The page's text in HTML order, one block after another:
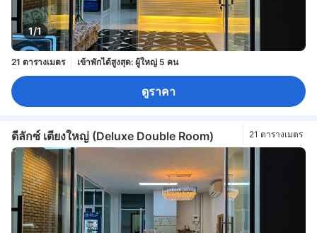
1/1
21 ตารางเมตร เข้าพักได้สูงสุด: ผู้ใหญ่ 5 คน
ดูราคา
ดีลักซ์ เตียงใหญ่ (Deluxe Double Room) 21 ตารางเมตร